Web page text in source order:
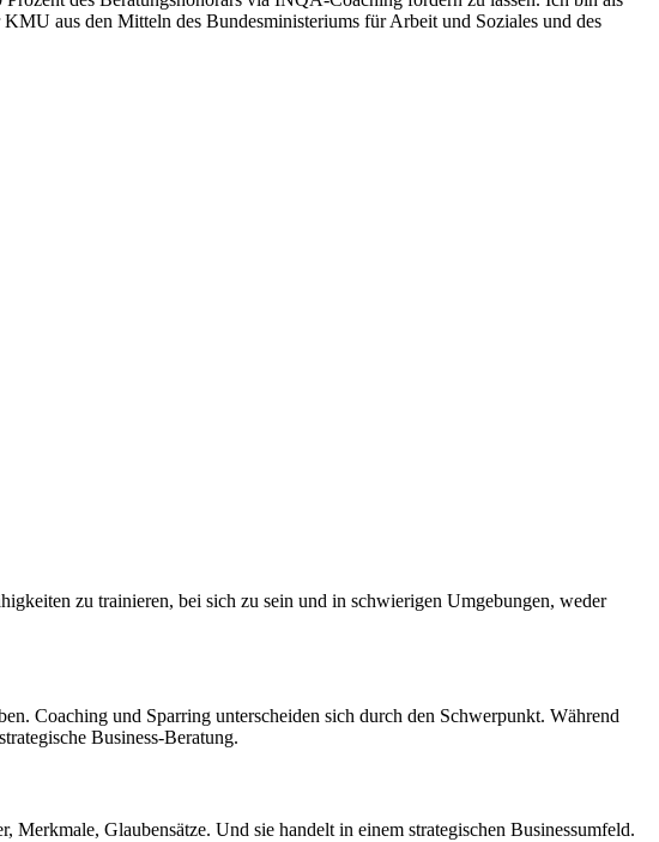
aus den Mitteln des Bundesministeriums für Arbeit und Soziales und des
zu trainieren, bei sich zu sein und in schwierigen Umgebungen, weder
Coaching und Sparring unterscheiden sich durch den Schwerpunkt. Während
Business-Beratung.
Glaubensätze. Und sie handelt in einem strategischen Businessumfeld.